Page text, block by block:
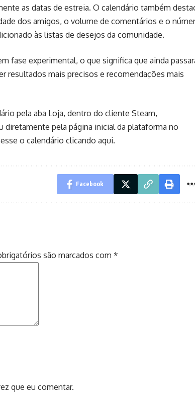
as datas de estreia. O calendário também
dos amigos, o volume de comentários e o
às listas de desejos da comunidade.
fase experimental, o que significa que ainda
resultados mais precisos e recomendações mais
pela aba Loja, dentro do cliente Steam,
pela página inicial da plataforma no
o calendário clicando aqui.
Facebook
são marcados com *
que eu comentar.